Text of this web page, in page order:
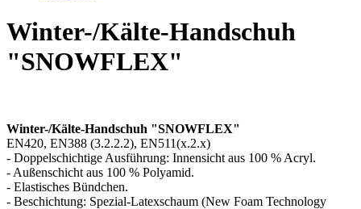
Winter-/Kälte-Handschuh
"SNOWFLEX"
Winter-/Kälte-Handschuh "SNOWFLEX"
EN420, EN388 (3.2.2.2), EN511(x.2.x)
- Doppelschichtige Ausführung: Innensicht aus 100 % Acryl.
- Außenschicht aus 100 % Polyamid.
- Elastisches Bündchen.
- Beschichtung: Spezial-Latexschaum (New Foam Technology